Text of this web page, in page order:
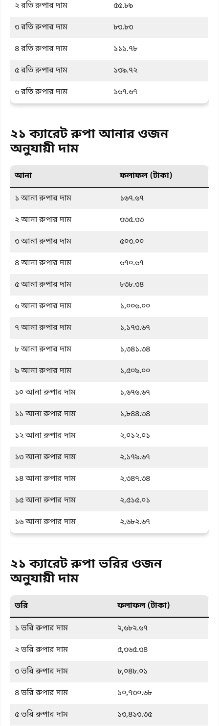
২ রতি রুপার দাম
৫৫.৮৯
৩ রতি রুপার দাম
৮৩.৮৩
৪ রতি রুপার দাম
১১১.৭৮
৫ রতি রুপার দাম
১৩৯.৭২
৬ রতি রুপার দাম
১৬৭.৬৭
২১ ক্যারেট রুপা আনার ওজন
অনুযায়ী দাম
আনা ফলাফল (টাকা)
১ আনা রুপার দাম
১৬৭.৬৭
২ আনা রুপার দাম
৩৩৫.৩৩
৩ আনা রুপার দাম
৫০৩.০০
৪ আনা রুপার দাম
৬৭০.৬৭
৫ আনা রুপার দাম
৮৩৮.৩৪
৬ আনা রুপার দাম
১,০০৬.০০
৭ আনা রুপার দাম
১,১৭৩.৬৭
৮ আনা রুপার দাম
১,৩৪১.৩৪
৯ আনা রুপার দাম
১,৫০৯.০০
১০ আনা রুপার দাম
১,৬৭৬.৬৭
১১ আনা রুপার দাম
১,৮৪৪.৩৪
১২ আনা রুপার দাম
২,০১২.০১
১৩ আনা রুপার দাম
২,১৭৯.৬৭
১৪ আনা রুপার দাম
২,৩৪৭.৩৪
১৫ আনা রুপার দাম
২,৫১৫.০১
১৬ আনা রুপার দাম
২,৬৮২.৬৭
২১ ক্যারেট রুপা ভরির ওজন
অনুযায়ী দাম
ভরি ফলাফল (টাকা)
১ ভরি রুপার দাম
২,৬৮২.৬৭
২ ভরি রুপার দাম
৫,৩৬৫.৩৪
৩ ভরি রুপার দাম
৮,০৪৮.০১
৪ ভরি রুপার দাম
১০,৭৩০.৬৮
৫ ভরি রুপার দাম
১৩,৪১৩.৩৫